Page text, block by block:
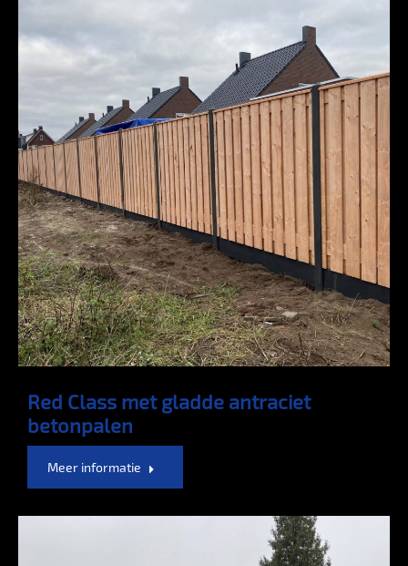
Red Class met gladde antraciet
betonpalen
Meer informatie